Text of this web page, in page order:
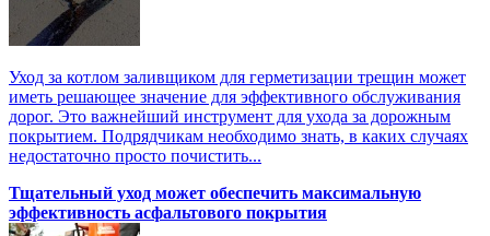
Уход за котлом заливщиком для герметизации трещин может
иметь решающее значение для эффективного обслуживания
дорог. Это важнейший инструмент для ухода за дорожным
покрытием. Подрядчикам необходимо знать, в каких случаях
недостаточно просто почистить...
Тщательный уход может обеспечить максимальную
эффективность асфальтового покрытия